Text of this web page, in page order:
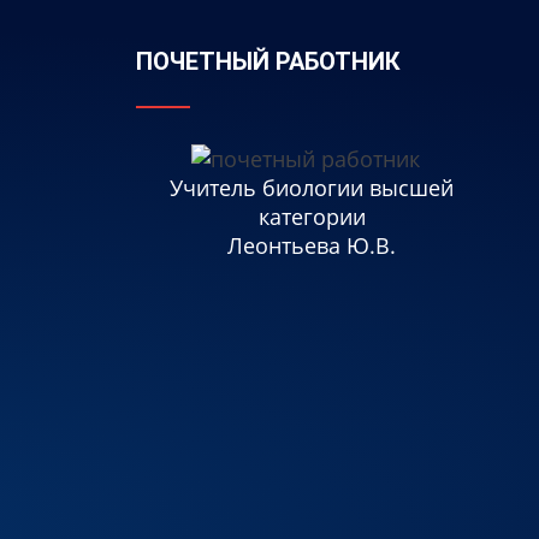
ПОЧЕТНЫЙ РАБОТНИК
Учитель биологии высшей
категории
Леонтьева Ю.В.